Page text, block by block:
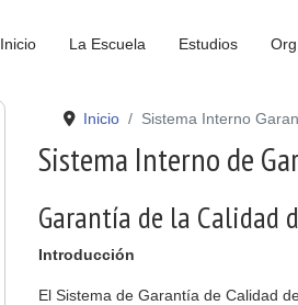
Inicio La Escuela Estudios
Inicio Sistema Interno
Sistema Interno de
Garantía de la Calidad
Introducción
El Sistema de Garantía de Calidad